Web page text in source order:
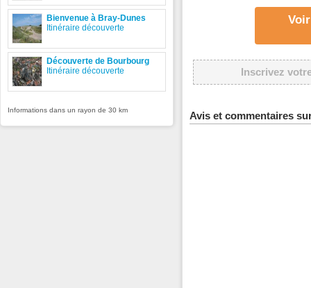
Inscrivez
Avis et commentaires
Bienvenue à Bray-Dunes
Itinéraire découverte
Découverte de Bourbourg
Itinéraire découverte
Informations dans un rayon de 30 km